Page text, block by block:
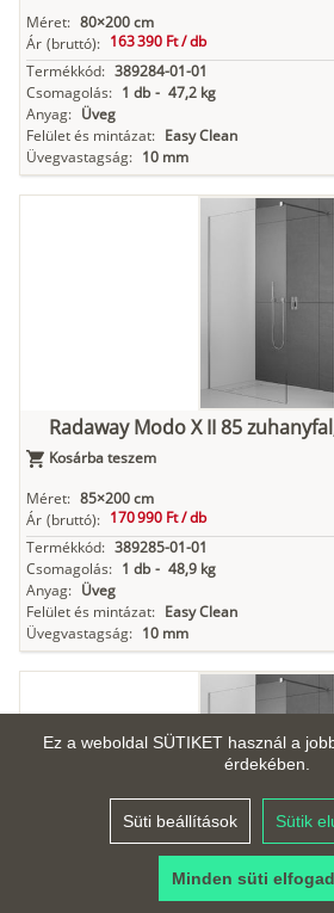
Ez a weboldal SÜTIKET használ a
érdekében.
Süti beállítások Sütik
Minden süti
Méret: 80×200 cm
Ár (bruttó): 163 390 Ft /db
Termékkód: 389284-01-01
Csomagolás: 1 db - 47,2 kg
Anyag: Üveg
Felület és mintázat: Easy Clean
Üvegvastagság: 10 mm
Radaway Modo X II 85
Kosárba teszem
Méret: 85×200 cm
Ár (bruttó): 170 990 Ft /db
Termékkód: 389285-01-01
Csomagolás: 1 db - 48,9 kg
Anyag: Üveg
Felület és mintázat: Easy Clean
Üvegvastagság: 10 mm
Radaway Modo X II 90